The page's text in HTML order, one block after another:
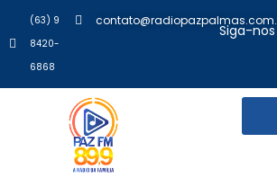
(63) 9
8420-
6868
Siga-